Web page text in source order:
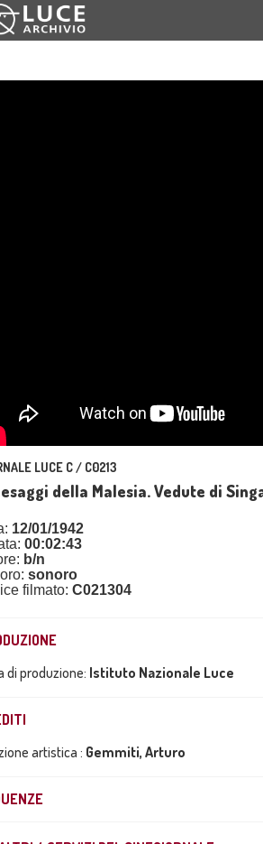
LUCE C / C0213
della Malesia. Vedute di
12/01/1942
00:02:43
b/n
sonoro
filmato: C021304
di produzione: Istituto Nazionale Luce
artistica : Gemmiti, Arturo